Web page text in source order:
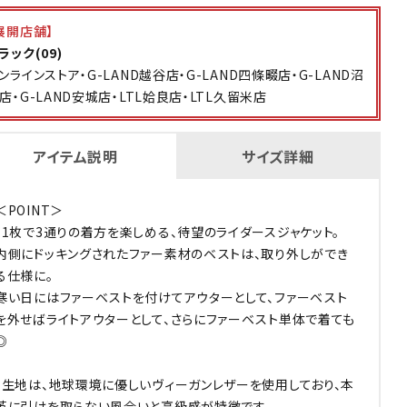
開店舗】
ック(09)
ラインストア・G-LAND越谷店・G-LAND四條畷店・G-LAND沼
・G-LAND安城店・LTL姶良店・LTL久留米店
アイテム説明 サイズ詳細
POINT＞
1枚で3通りの着方を楽しめる、待望のライダースジャケット。
側にドッキングされたファー素材のベストは、取り外しができ
仕様に。
い日にはファーベストを付けてアウターとして、ファーベスト
外せばライトアウターとして、さらにファーベスト単体で着ても
生地は、地球環境に優しいヴィーガンレザーを使用しており、本